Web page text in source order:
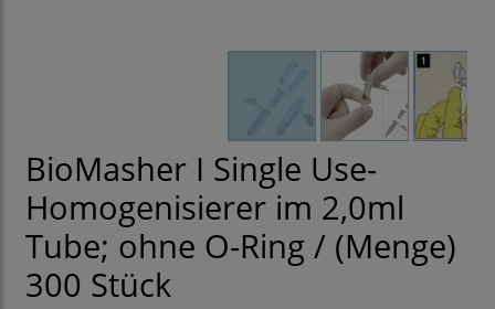
BioMasher I Single Use-
Homogenisierer im 2,0ml
Tube; ohne O-Ring / (Menge)
300 Stück